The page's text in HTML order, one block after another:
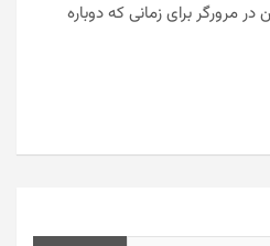
مرورگر برای زمانی که دوباره